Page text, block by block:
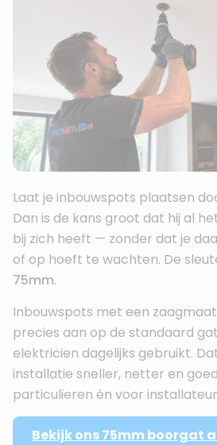
Laat je inbouwspots plaatsen
Dan is de kans groot dat hij al
bij zich heeft — zonder dat je
of op hoeft te wachten. De
75mm.
Inbouwspots met een
precies aan op de standaard
elektricien dagelijks gebruikt.
installatie sneller, netter en
particulieren én voor
Bekijk ons 75mm boorgat